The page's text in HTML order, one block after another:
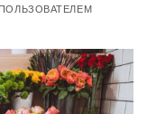
ПОЛЬЗОВАТЕЛЕМ